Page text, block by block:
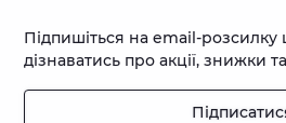
Підпишіться на email-
дізнаватись про акції, знижки